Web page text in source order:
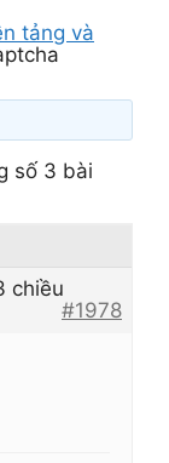
tảng và
số 3 bài
chiều
#1978